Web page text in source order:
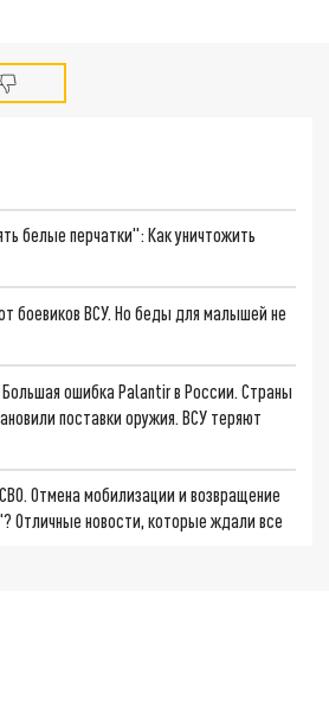
белые перчатки": Как уничтожить
боевиков ВСУ. Но беды для малышей не
ошибка Palantir в России. Страны
поставки оружия. ВСУ теряют
Отмена мобилизации и возвращение
Отличные новости, которые ждали все